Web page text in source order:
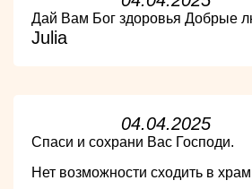
Дай Вам Бог здоровья Добрые
Julia
04.04.2025
Спаси и сохрани Вас Господи.
Нет возможности сходить в